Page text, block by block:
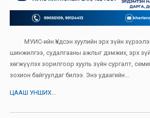
МУИС-ийн Үндсэн хуулийн эрх зүйн
шинжилгээ, судалгааны ажлыг дэмжих, эрх
хөгжүүлэх зорилгоор хууль зүйн сургалт,
зохион байгуулдаг билээ. Энэ удаагийн...
ЦААШ УНШИХ...